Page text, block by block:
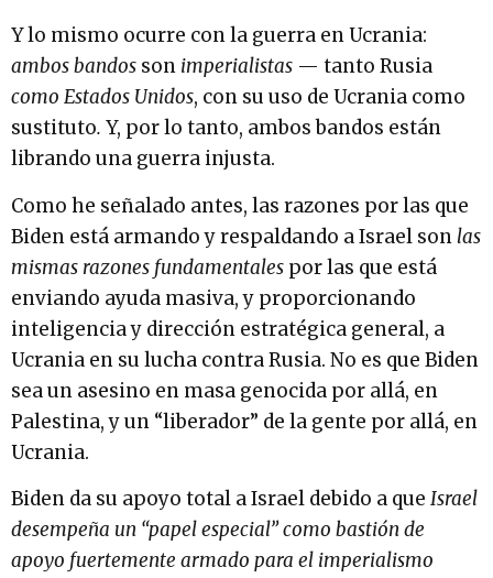
Y lo mismo ocurre con la guerra en Ucrania:
ambos bandos son imperialistas — tanto Rusia
como Estados Unidos, con su uso de Ucrania como
sustituto. Y, por lo tanto, ambos bandos están
librando una guerra injusta.
Como he señalado antes, las razones por las que
Biden está armando y respaldando a Israel son las
mismas razones fundamentales por las que está
enviando ayuda masiva, y proporcionando
inteligencia y dirección estratégica general, a
Ucrania en su lucha contra Rusia. No es que Biden
sea un asesino en masa genocida por allá, en
Palestina, y un “liberador” de la gente por allá, en
Ucrania.
Biden da su apoyo total a Israel debido a que Israel
desempeña un “papel especial” como bastión de
apoyo fuertemente armado para el imperialismo